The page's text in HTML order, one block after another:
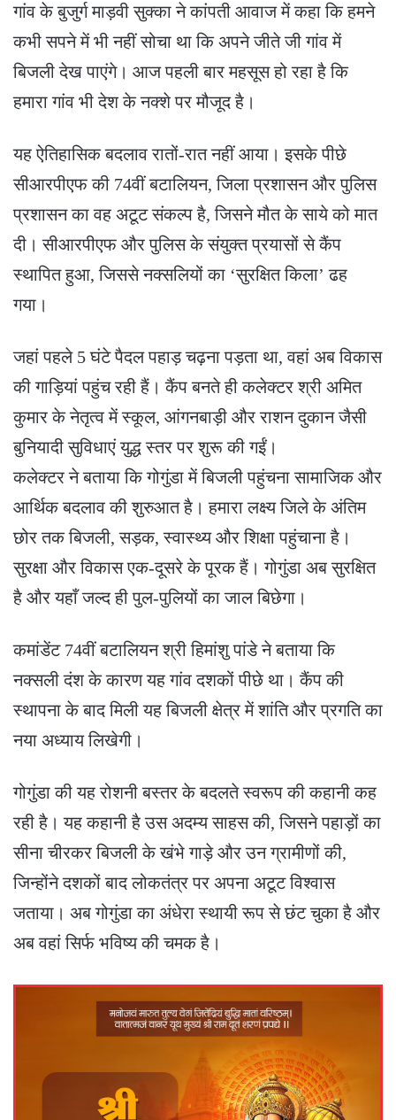
गांव के बुजुर्ग माड़वी सुक्का ने कांपती आवाज में कहा कि हमने
कभी सपने में भी नहीं सोचा था कि अपने जीते जी गांव में
बिजली देख पाएंगे। आज पहली बार महसूस हो रहा है कि
हमारा गांव भी देश के नक्शे पर मौजूद है।
यह ऐतिहासिक बदलाव रातों-रात नहीं आया। इसके पीछे
सीआरपीएफ की 74वीं बटालियन, जिला प्रशासन और पुलिस
प्रशासन का वह अटूट संकल्प है, जिसने मौत के साये को मात
दी। सीआरपीएफ और पुलिस के संयुक्त प्रयासों से कैंप
स्थापित हुआ, जिससे नक्सलियों का ‘सुरक्षित किला’ ढह
गया।
जहां पहले 5 घंटे पैदल पहाड़ चढ़ना पड़ता था, वहां अब विकास
की गाड़ियां पहुंच रही हैं। कैंप बनते ही कलेक्टर श्री अमित
कुमार के नेतृत्व में स्कूल, आंगनबाड़ी और राशन दुकान जैसी
बुनियादी सुविधाएं युद्ध स्तर पर शुरू की गईं।
कलेक्टर ने बताया कि गोगुंडा में बिजली पहुंचना सामाजिक और
आर्थिक बदलाव की शुरुआत है। हमारा लक्ष्य जिले के अंतिम
छोर तक बिजली, सड़क, स्वास्थ्य और शिक्षा पहुंचाना है।
सुरक्षा और विकास एक-दूसरे के पूरक हैं। गोगुंडा अब सुरक्षित
है और यहाँ जल्द ही पुल-पुलियों का जाल बिछेगा।
कमांडेंट 74वीं बटालियन श्री हिमांशु पांडे ने बताया कि
नक्सली दंश के कारण यह गांव दशकों पीछे था। कैंप की
स्थापना के बाद मिली यह बिजली क्षेत्र में शांति और प्रगति का
नया अध्याय लिखेगी।
गोगुंडा की यह रोशनी बस्तर के बदलते स्वरूप की कहानी कह
रही है। यह कहानी है उस अदम्य साहस की, जिसने पहाड़ों का
सीना चीरकर बिजली के खंभे गाड़े और उन ग्रामीणों की,
जिन्होंने दशकों बाद लोकतंत्र पर अपना अटूट विश्वास
जताया। अब गोगुंडा का अंधेरा स्थायी रूप से छंट चुका है और
अब वहां सिर्फ भविष्य की चमक है।